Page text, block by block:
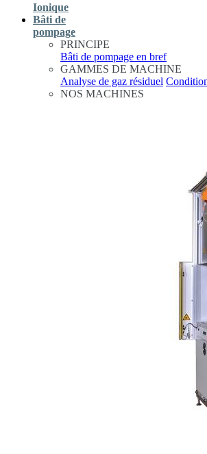
Ionique
Bâti de
pompage
PRINCIPE
Bâti de pompage en bref
GAMMES DE MACHINE
Analyse de gaz résiduel
NOS MACHINES